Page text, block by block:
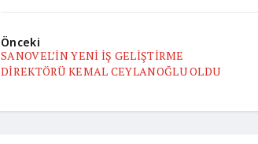
Önceki
SANOVEL’İN YENİ İŞ GELİŞTİRME
DİREKTÖRÜ KEMAL CEYLANOĞLU OLDU